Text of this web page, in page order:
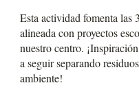
Esta actividad fomenta las
alineada con proyectos
nuestro centro.
a seguir separando
ambiente!